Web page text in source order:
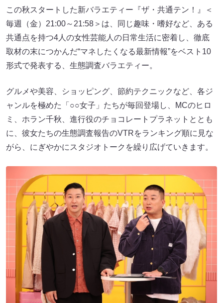
この秋スタートした新バラエティー『ザ・共通テン！』＜
毎週（金）21:00～21:58＞は、同じ趣味・嗜好など、ある
共通点を持つ4人の女性芸能人の日常生活に密着し、徹底
取材の末につかんだ“マネしたくなる最新情報”をベスト10
形式で発表する、生態調査バラエティー。
グルメや美容、ショッピング、節約テクニックなど、各ジ
ャンルを極めた「○○女子」たちが毎回登場し、MCのヒロ
ミ、ホラン千秋、進行役のチョコレートプラネットととも
に、彼女たちの生態調査報告のVTRをランキング順に見な
がら、にぎやかにスタジオトークを繰り広げていきます。